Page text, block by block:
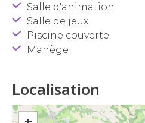
Salle d'animation
Salle de jeux
Piscine couverte
Manège
Localisation